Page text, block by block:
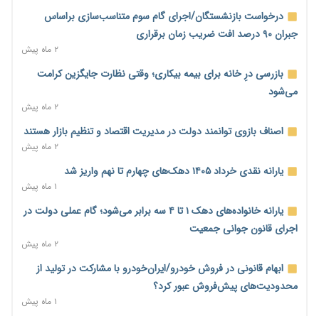
هشدار دیوان محاسبات درباره حساب‌های خارج از خزانه؛ ۱۲۴ حساب
ارزی در تیررس نظارت
نه از جنگ می‌ترسیم، نه از مذاکره برای منافع ملی
فرمول تازه مستمری در راه است؛ کارگران بازنده اصلاحات تأمین
اجتماعی؟
کنترل ترازنامه بانک‌ها؛ شمشیر دولبه مهار تورم و تأمین مالی تولید
جنگ با تورم از بانک‌ها و بودجه آغاز می‌شود؛ نسخه انضباط آهنین
برای اقتصاد
عینک گران‌تر شد؛ ارز و عوارض گمرکی قدرت خرید مردم را نشانه
رفت
درخواست بازنشستگان/اجرای گام سوم متناسب‌سازی براساس
جبران ۹۰ درصد افت ضریب زمان برقراری
۲ ماه پیش
بازرسی درِ خانه برای بیمه بیکاری؛ وقتی نظارت جایگزین کرامت
می‌شود
۲ ماه پیش
اصناف بازوی توانمند دولت در مدیریت اقتصاد و تنظیم بازار هستند
۲ ماه پیش
یارانه نقدی خرداد ۱۴۰۵ دهک‌های چهارم تا نهم واریز شد
۱ ماه پیش
یارانه خانواده‌های دهک ۱ تا ۴ سه برابر می‌شود؛ گام عملی دولت در
اجرای قانون جوانی جمعیت
۲ ماه پیش
ابهام قانونی در فروش خودرو/ایران‌خودرو با مشارکت در تولید از
محدودیت‌های پیش‌فروش عبور کرد؟
۱ ماه پیش